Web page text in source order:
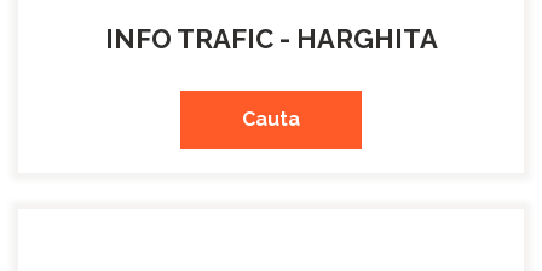
INFO TRAFIC - HARGHITA
Cauta